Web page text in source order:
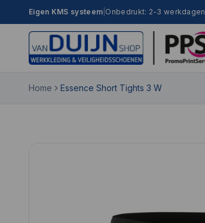
Eigen KMS systeem Onbedrukt: 2-3 werkdagen
Home Essence Short Tights 3 W